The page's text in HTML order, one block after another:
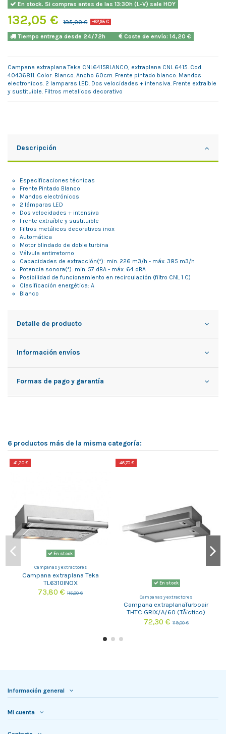
En stock. Si compras antes de las 13:30h (L-V) sale HOY
132,05 € 195,00 € -62,95 €
Tiempo entrega desde 24/72h Coste de envío: 14,20 €
Campana extraplana Teka CNL6415BLANCO, extraplana CNL 6415. Cod:
40436811. Color: Blanco. Ancho 60cm. Frente pintado blanco. Mandos
electronicos. 2 lamparas LED. Dos velocidades + intensiva. Frente extraible
y sustituible. Filtros metalicos decorativo
Descripción
Especificaciones técnicas
Frente Pintado Blanco
Mandos electrónicos
2 lámparas LED
Dos velocidades + intensiva
Frente extraíble y sustituible
Filtros metálicos decorativos inox
Automática
Motor blindado de doble turbina
Válvula antirretorno
Capacidades de extracción(*): min. 226 m3/h - máx. 385 m3/h
Potencia sonora(*): min. 57 dBA - máx. 64 dBA
Posibilidad de funcionamiento en recirculación (filtro CNL 1 C)
Clasificación energética: A
Blanco
Detalle de producto
Información envíos
Formas de pago y garantía
6 productos más de la misma categoría:
-41,20 €
En stock
Campanas y extractores
Campana extraplana Teka
TL6310INOX
73,80 €115,00 €
-46,70 €
En stock
Campanas y extractores
Campana extraplanaTurboair
THTC GRIX/A/60 (TÃ¡ctico)
72,30 € 119,00 €
Información general
Mi cuenta